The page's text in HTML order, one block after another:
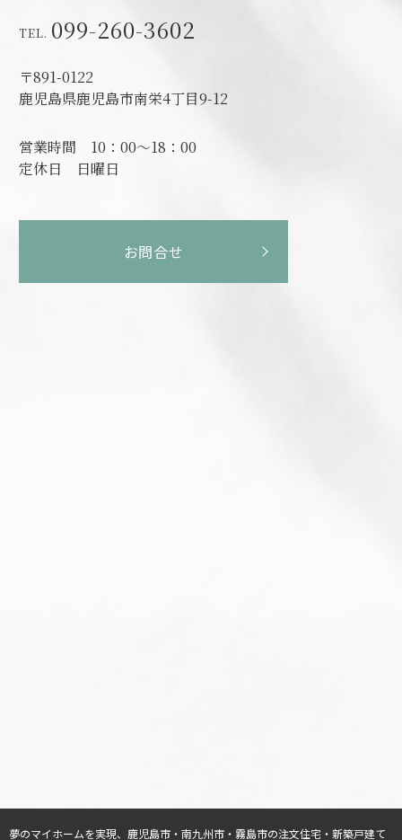
099-260-3602
〒891-0122
鹿児島県鹿児島市南栄4丁目9-12
営業時間 10：00～18：00
定休日
日曜日
お問合せ
夢のマイホームを実現、 鹿児島市・南九州市・霧島市の注文住宅・新築戸建て